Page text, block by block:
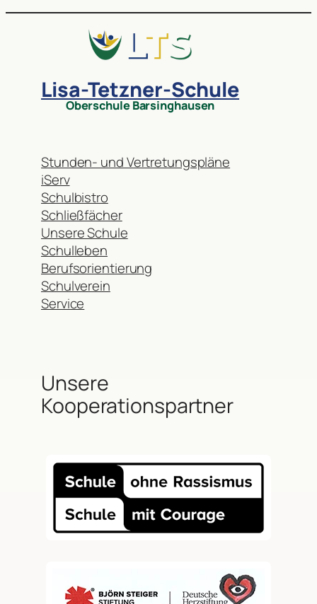
Lisa-Tetzner-Schule
Oberschule Barsinghausen
Stunden- und Vertretungspläne
iServ
Schulbistro
Schließfächer
Unsere Schule
Schulleben
Berufsorientierung
Schulverein
Service
Unsere
Kooperationspartner